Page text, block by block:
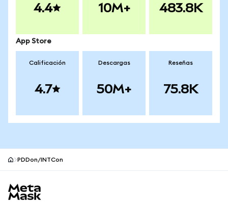
4.4 10M+ 483.8K
App Store
Calificación
4.7
Descargas
50M+
Reseñas
75.8K
PDDon/INTCon